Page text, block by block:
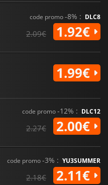
code promo-8% : DLC8
2.09€ 1.92€
1.99€
code promo-12% : DLC12
2.27€ 2.00€
code promo-3% : YU3SUMMER
2.18€ 2.11€